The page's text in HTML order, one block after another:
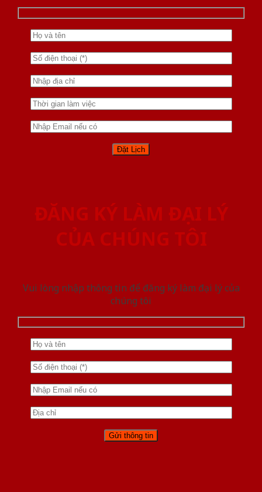
ĐĂNG KÝ LÀM ĐẠI LÝ
CỦA CHÚNG TÔI
Vui lòng nhập thông tin để đăng ký làm đại lý của
chúng tôi